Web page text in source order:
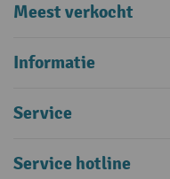
Meest verkocht
Informatie
Service
Service hotline